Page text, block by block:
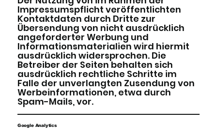
Impressumspflicht veröffentlichten
Kontaktdaten durch Dritte zur
Übersendung von nicht ausdrücklich
angeforderter Werbung und
Informationsmaterialien wird hiermit
ausdrücklich widersprochen. Die
Betreiber der Seiten behalten sich
ausdrücklich rechtliche Schritte im
Falle der unverlangten Zusendung von
Werbeinformationen, etwa durch
Spam-Mails, vor.
Google Analytics